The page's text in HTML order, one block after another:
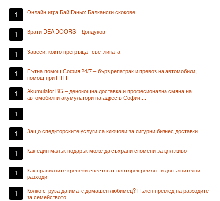
1 Онлайн игра Бай Ганьо: Балкански скокове
1 Врати DEA DOORS – Дондуков
1 Завеси, които прегръщат светлината
1
Пътна помощ София 24/7 – бърз репатрак и превоз на автомобили,
помощ при ПТП
1
Akumulator BG – денонощна доставка и професионална смяна на
автомобилни акумулатори на адрес в София....
1
1 Защо спедиторските услуги са ключови за сигурни бизнес доставки
1 Как един малък подарък може да съхрани спомени за цял живот
1
Как правилните крепежи спестяват повторен ремонт и допълнителни
разходи
1
Колко струва да имате домашен любимец? Пълен преглед на разходите
за семейството